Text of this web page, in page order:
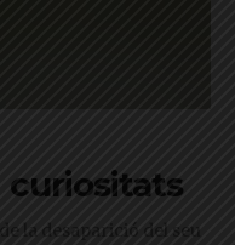
curiositats
la desaparició del seu